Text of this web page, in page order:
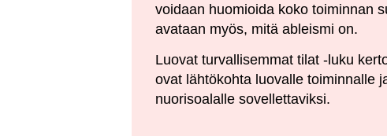
voidaan huomioida koko toiminnan
avataan myös, mitä ableismi on.
Luovat turvallisemmat tilat -luku
ovat lähtökohta luovalle toiminnalle
nuorisoalalle sovellettaviksi.